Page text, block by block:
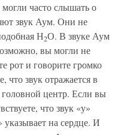
часто слышать о
звук Аум. Они не
Н2О. В звуке Аум
вы могли не
рот и говорите громко
что звук отражается в
центр. Если вы
что звук «у»
на сердце. И